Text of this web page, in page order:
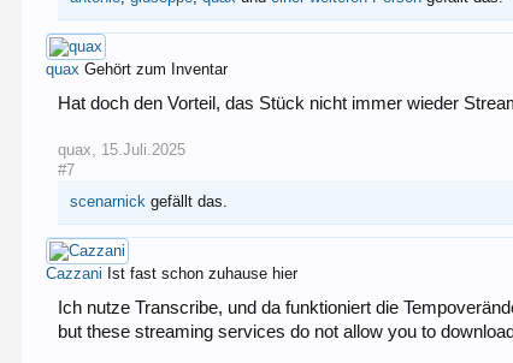
quax Gehört zum Inventar
Hat doch den Vorteil, das Stück nicht immer wieder
quax
15.Juli.2025
#7
scenarnick gefällt das.
Cazzani Ist fast schon zuhause hier
Ich nutze Transcribe, und da funktioniert die
but these streaming services do not allow you to